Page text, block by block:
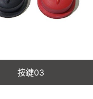
按鍵03